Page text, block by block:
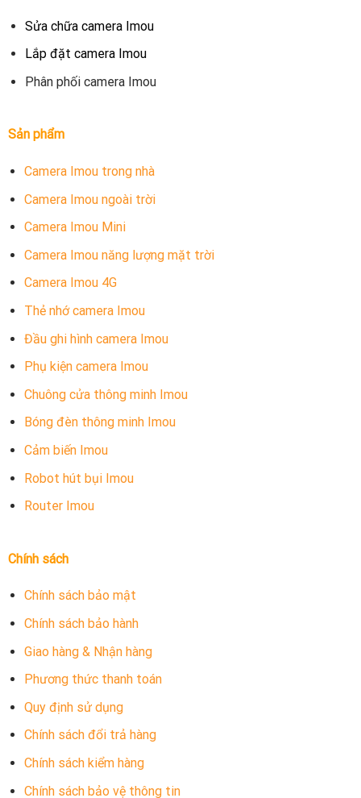
Sửa chữa camera Imou
Lắp đặt camera Imou
Phân phối camera Imou
Sản phẩm
Camera Imou trong nhà
Camera Imou ngoài trời
Camera Imou Mini
Camera Imou năng lượng mặt trời
Camera Imou 4G
Thẻ nhớ camera Imou
Đầu ghi hình camera Imou
Phụ kiện camera Imou
Chuông cửa thông minh Imou
Bóng đèn thông minh Imou
Cảm biến Imou
Robot hút bụi Imou
Router Imou
Chính sách
Chính sách bảo mật
Chính sách bảo hành
Giao hàng & Nhận hàng
Phương thức thanh toán
Quy định sử dụng
Chính sách đổi trả hàng
Chính sách kiểm hàng
Chính sách bảo vệ thông tin